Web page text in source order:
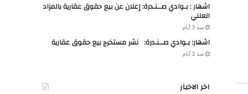
اشهار : بـوادي صــنـدرة: إعلان عن بيع حقوق عقارية بالمزاد
العلني
منذ 3 أيام
اشهار: بـوادي صــنـدرة: نشر مستخرج بيع حقوق عقارية
منذ 3 أيام
اخر الاخبار